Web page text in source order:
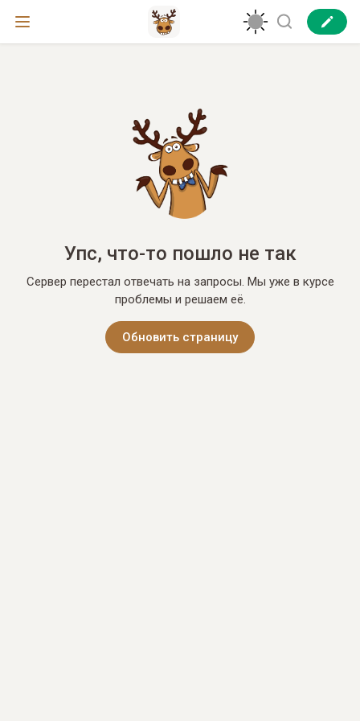
Упс, что-то пошло не так
Сервер перестал отвечать на запросы. Мы уже в курсе
проблемы и решаем её.
Обновить страницу